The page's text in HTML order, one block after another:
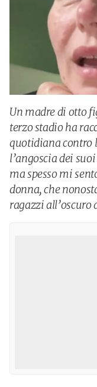
Un madre di otto
terzo stadio ha
quotidiana contro
l’angoscia dei
ma spesso mi
donna, che
ragazzi all’oscuro